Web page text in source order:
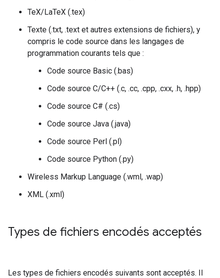
TeX/LaTeX (.tex)
Texte (.txt, .text et autres extensions de fichiers), y
compris le code source dans les langages de
programmation courants tels que :
Code source Basic (.bas)
Code source C/C++ (.c, .cc, .cpp, .cxx, .h, .hpp)
Code source C# (.cs)
Code source Java (.java)
Code source Perl (.pl)
Code source Python (.py)
Wireless Markup Language (.wml, .wap)
XML (.xml)
Types de fichiers encodés acceptés
Les types de fichiers encodés suivants sont acceptés. Il